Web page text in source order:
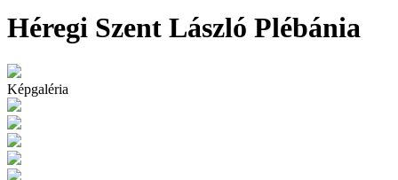
Héregi Szent László Plébánia
Képgaléria